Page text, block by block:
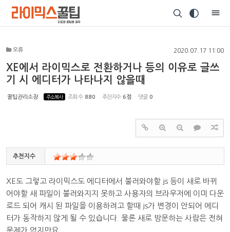
오류 2020.07.17 11:00
XE에서 라이믹스로 전환하거나 등의 이유로 글쓰
기 시 에디터가 나타나지 않을때
꿀팁관리소장 주소복사 조회 수 880 추천지수 6점 댓글 0
추천지수
XE도 그렇고 라이믹스도 에디터에서 불러와야할 js 등이 새로 바뀌
어야할 새 파일이 불러와지지 못하고 사용자의 브라우저에 이미 다운
로드 되어 캐시 된 파일을 이용하려고 할때 js가 변경이 안되어 에디
터가 동작하지 않게 될 수 있습니다. 물론 새로 방문하는 사람은 전혀
문제가 없지만요.
Sketchbook5, 스케치북5
Sketchbook5, 스케치북5